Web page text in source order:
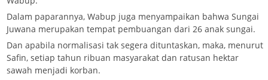
Dalam paparannya, Wabup juga menyampaikan bahwa Sungai
Juwana merupakan tempat pembuangan dari 26 anak sungai.
Dan apabila normalisasi tak segera dituntaskan, maka, menurut
Safin, setiap tahun ribuan masyarakat dan ratusan hektar
sawah menjadi korban.